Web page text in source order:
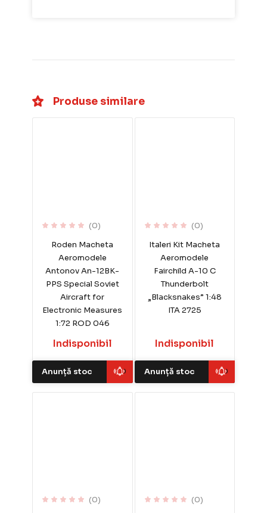
Produse similare
(0)
Roden Macheta
Aeromodele
Antonov An-12BK-
PPS Special Soviet
Aircraft for
Electronic Measures
1:72 ROD 046
Indisponibil
Anunță stoc
(0)
Italeri Kit Macheta
Aeromodele
Fairchild A-10 C
Thunderbolt
„Blacksnakes” 1:48
ITA 2725
Indisponibil
Anunță stoc
(0) (0)